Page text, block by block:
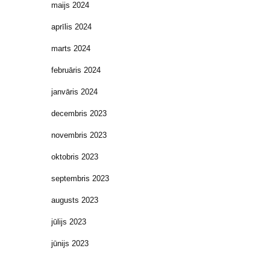
maijs 2024
aprīlis 2024
marts 2024
februāris 2024
janvāris 2024
decembris 2023
novembris 2023
oktobris 2023
septembris 2023
augusts 2023
jūlijs 2023
jūnijs 2023